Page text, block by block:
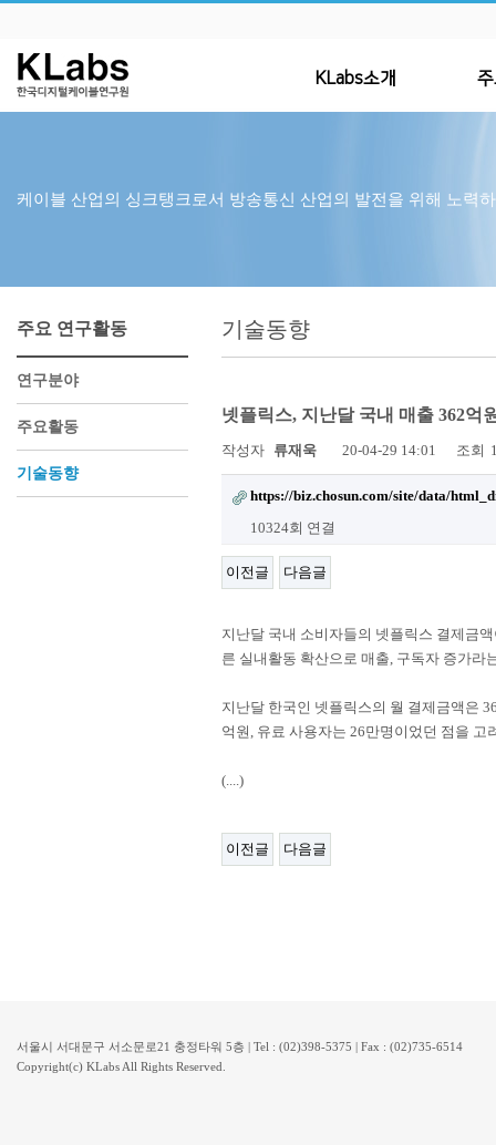
KLabs소개
케이블 산업의 싱크탱크로서 방송통신 산업의 발전을 위해 노력
주요 연구활동
연구분야
주요활동
기술동향
기술동향
넷플릭스, 지난달 국내 매출 362억
작성자 류재욱 20-04-29 14:01 조회
https://biz.chosun.com/site/data/
10324회 연결
이전글 다음글
지난달 국내 소비자들의 넷플릭스 결제금
른 실내활동 확산으로 매출, 구독자 증가라
지난달 한국인 넷플릭스의 월 결제금액은
억원, 유료 사용자는 26만명이었던 점을 고
(....)​
이전글 다음글
서울시 서대문구 서소문로21 충정타워 5층 | Tel : (02)398-5375 | Fax : (02)735-6514
Copyright(c) KLabs All Rights Reserved.